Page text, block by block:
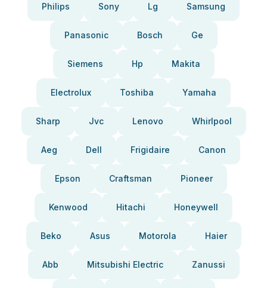
Philips Sony Lg Samsung
Panasonic Bosch Ge
Siemens Hp Makita
Electrolux Toshiba Yamaha
Sharp Jvc Lenovo Whirlpool
Aeg Dell Frigidaire Canon
Epson Craftsman Pioneer
Kenwood Hitachi Honeywell
Beko Asus Motorola Haier
Abb Mitsubishi Electric Zanussi